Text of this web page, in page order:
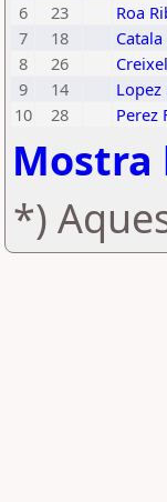
6
23 Roa
7
18
8
26
9
14 Lopez
10
28 Perez
*)